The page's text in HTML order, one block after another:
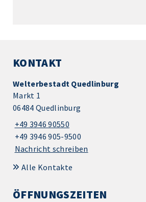
KONTAKT
Welterbestadt Quedlinburg
Markt 1
06484 Quedlinburg
+49 3946 90550
+49 3946 905-9500
Nachricht schreiben
Alle Kontakte
ÖFFNUNGSZEITEN